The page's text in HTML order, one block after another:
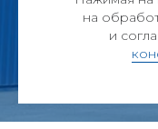
на
и